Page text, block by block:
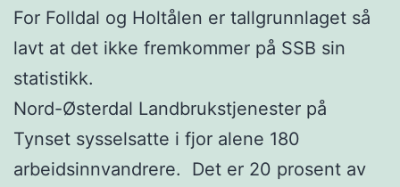
For Folldal og Holtålen er tallgrunnlaget så
lavt at det ikke fremkommer på SSB sin
statistikk.
Nord-Østerdal Landbrukstjenester på
Tynset sysselsatte i fjor alene 180
arbeidsinnvandrere. Det er 20 prosent av